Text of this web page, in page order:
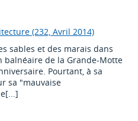
(232, Avril 2014)
sables et des marais dans
de la Grande-Motte
Pourtant, à sa
sa "mauvaise